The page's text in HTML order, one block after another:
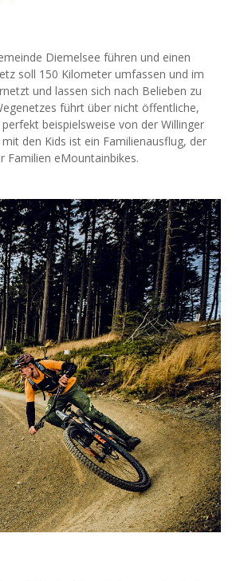
Diemelsee führen und einen
soll 150 Kilometer umfassen und im
und lassen sich nach Belieben zu
führt über nicht öffentliche,
beispielsweise von der Willinger
den Kids ist ein Familienausflug, der
Familien eMountainbikes.